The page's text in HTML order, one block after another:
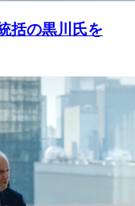
括の黒川氏を